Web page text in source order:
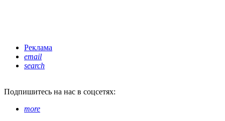
Реклама
email
search
Подпишитесь на нас в соцсетях:
more